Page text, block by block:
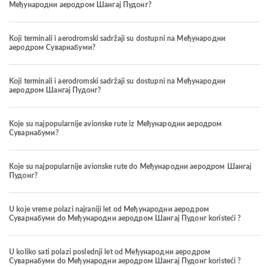
Међународни аеродром Шангај Пудонг?
Koji terminali i aerodromski sadržaji su dostupni na Међународни
аеродром Суварнабуми?
Koji terminali i aerodromski sadržaji su dostupni na Међународни
аеродром Шангај Пудонг?
Koje su najpopularnije avionske rute iz Међународни аеродром
Суварнабуми?
Koje su najpopularnije avionske rute do Међународни аеродром Шангај
Пудонг?
U koje vreme polazi najraniji let od Међународни аеродром
Суварнабуми do Међународни аеродром Шангај Пудонг koristeći ?
U koliko sati polazi poslednji let od Међународни аеродром
Суварнабуми do Међународни аеродром Шангај Пудонг koristeći ?